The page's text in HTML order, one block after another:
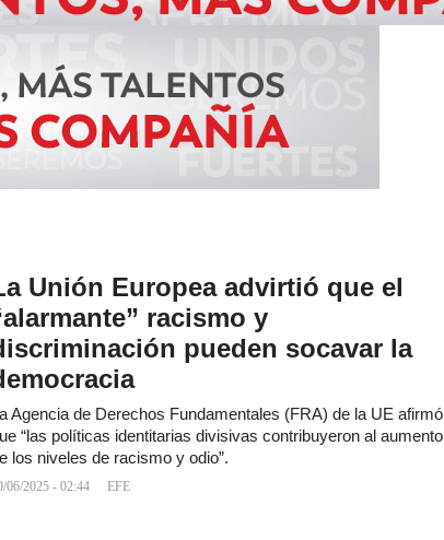
Unión Europea advirtió que el
racismo y
pueden socavar la
Agencia de Derechos Fundamentales (FRA) de la UE afirmó
“las políticas identitarias divisivas contribuyeron al aumento
los niveles de racismo y odio”.
06/2025 - 02:44 EFE